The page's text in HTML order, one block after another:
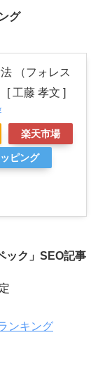
グ
（フォレス
[ 工藤 孝文 ]
楽天市場
ピング
ク」 SEO記事
ンキング